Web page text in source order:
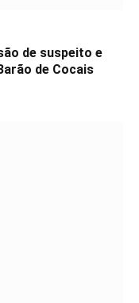
de suspeito e
de Cocais